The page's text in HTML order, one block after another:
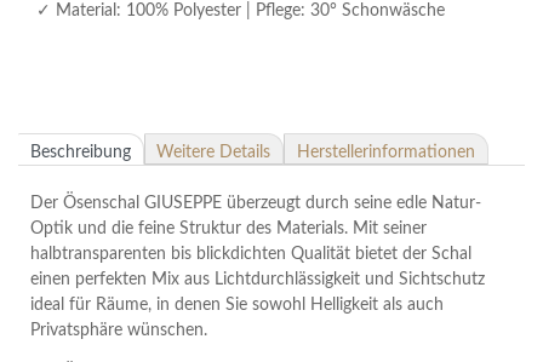
Material: 100% Polyester | Pflege: 30° Schonwäsche
Beschreibung Weitere Details Herstellerinformationen
Der Ösenschal GIUSEPPE überzeugt durch seine edle Natur-
Optik und die feine Struktur des Materials. Mit seiner
halbtransparenten bis blickdichten Qualität bietet der Schal
einen perfekten Mix aus Lichtdurchlässigkeit und Sichtschutz 
ideal für Räume, in denen Sie sowohl Helligkeit als auch
Privatsphäre wünschen.